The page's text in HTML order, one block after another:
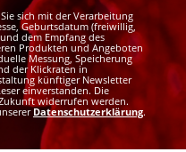
sich mit der Verarbeitung
Geburtsdatum (freiwillig,
dem Empfang des
Produkten und Angeboten
Messung, Speicherung
der Klickraten in
künftiger Newsletter
einverstanden. Die
widerrufen werden.
Datenschutzerklärung.